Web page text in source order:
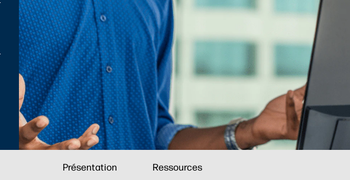
Présentation Ressources